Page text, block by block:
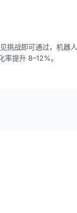
挑战即可通过，机器人
率提升 8–12%。